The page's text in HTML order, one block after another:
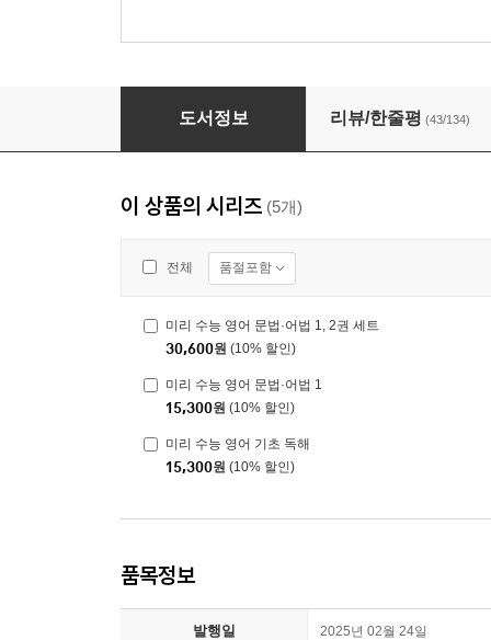
미리 수능 영어 기초 독해
도서정보 리뷰/한줄평 (43/134)
이 상품의 시리즈 (5개)
전체 품절포함
미리 수능 영어 문법·어법 1, 2권 세트
30,600원 (10% 할인)
미리 수능 영어 문법·어법 1
15,300원 (10% 할인)
미리 수능 영어 기초 독해
15,300원 (10% 할인)
품목정보
발행일 2025년 02월 24일